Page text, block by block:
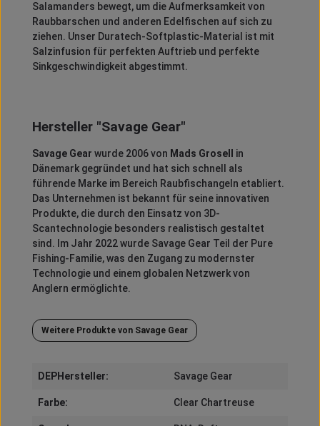
Salamanders bewegt, um die Aufmerksamkeit von
Raubbarschen und anderen Edelfischen auf sich zu
ziehen. Unser Duratech-Softplastic-Material ist mit
Salzinfusion für perfekten Auftrieb und perfekte
Sinkgeschwindigkeit abgestimmt.
Hersteller "Savage Gear"
Savage Gear wurde 2006 von Mads Grosell
in
Dänemark gegründet und hat sich schnell als
führende Marke im Bereich Raubfischangeln etabliert.
Das Unternehmen ist bekannt für seine innovativen
Produkte, die durch den Einsatz von 3D-
Scantechnologie besonders realistisch gestaltet
sind.
Im Jahr 2022 wurde Savage Gear Teil der Pure
Fishing-Familie, was den Zugang zu modernster
Technologie und einem globalen Netzwerk von
Anglern ermöglichte.
Weitere Produkte von Savage Gear
DEPHersteller: Savage Gear
Farbe: Clear Chartreuse